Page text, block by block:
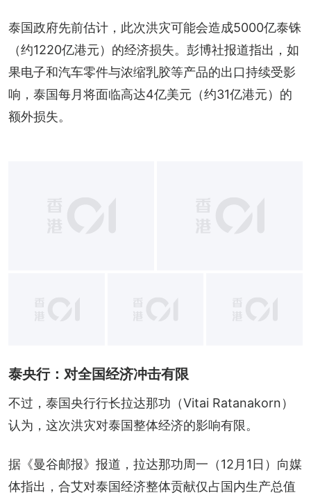
泰国政府先前估计，此次洪灾可能会造成5000亿泰铢
（约1220亿港元）的经济损失。彭博社报道指出，如
果电子和汽车零件与浓缩乳胶等产品的出口持续受影
响，泰国每月将面临高达4亿美元（约31亿港元）的
额外损失。
泰央行：对全国经济冲击有限
不过，泰国央行行长拉达那功（Vitai Ratanakorn）
认为，这次洪灾对泰国整体经济的影响有限。
据《曼谷邮报》报道，拉达那功周一（12月1日）向媒
体指出，合艾对泰国经济整体贡献仅占国内生产总值